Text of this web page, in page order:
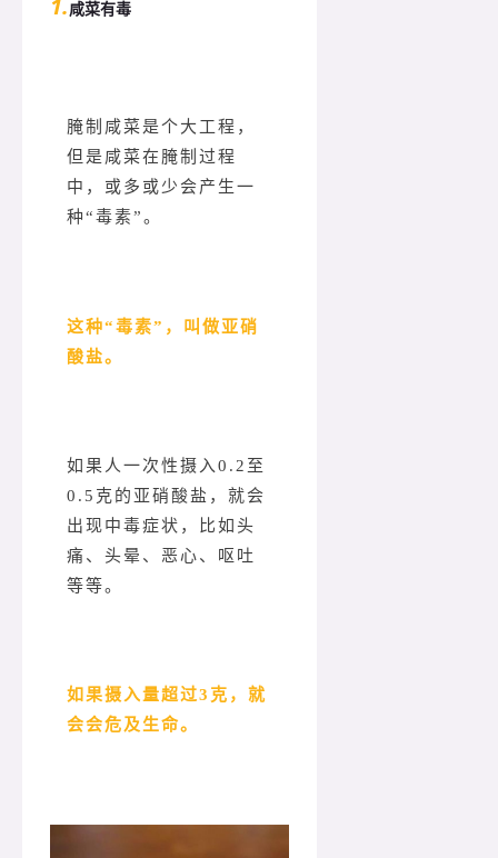
1.咸菜有毒
腌制咸菜是个大工程，
但是咸菜在腌制过程
中，或多或少会产生一
种“毒素”。
这种“毒素”，叫做亚硝
酸盐。
如果人一次性摄入0.2至
0.5克的亚硝酸盐，就会
出现中毒症状，比如头
痛、头晕、恶心、呕吐
等等。
如果摄入量超过3克，就
会会危及生命。